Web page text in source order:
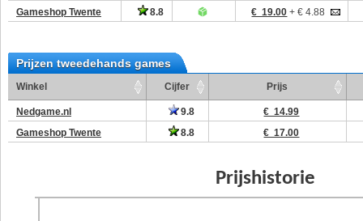
Gameshop Twente
8.8 € 19.00 + € 4.88
Prijzen tweedehands games
Winkel Cijfer Prijs
Nedgame.nl 9.8
€ 14.99
Gameshop Twente
8.8 € 17.00